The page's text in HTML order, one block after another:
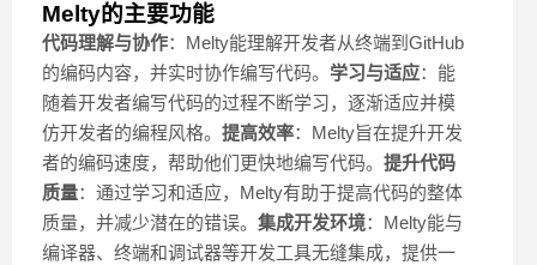
Melty的主要功能
代码理解与协作：Melty能理解开发者从终端到GitHub
的编码内容，并实时协作编写代码。 学习与适应：能
随着开发者编写代码的过程不断学习，逐渐适应并模
仿开发者的编程风格。 提高效率：Melty旨在提升开发
者的编码速度，帮助他们更快地编写代码。 提升代码
质量：通过学习和适应，Melty有助于提高代码的整体
质量，并减少潜在的错误。 集成开发环境：Melty能与
编译器、终端和调试器等开发工具无缝集成，提供一